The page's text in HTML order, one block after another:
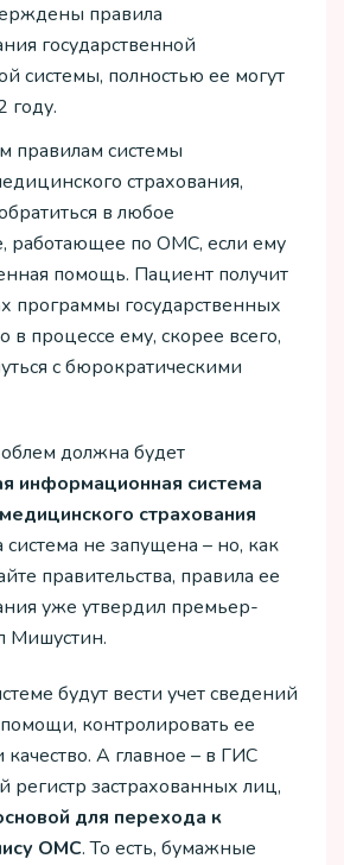
правила
государственной
системы, полностью ее могут
году.
правилам системы
страхования,
в любое
работающее по ОМС, если ему
помощь. Пациент получит
программы государственных
в процессе ему, скорее всего,
с бюрократическими
должна будет
информационная система
страхования
не запущена – но, как
правительства, правила ее
уже утвердил премьер-
Мишустин.
будут вести учет сведений
контролировать ее
качество. А главное – в ГИС
регистр застрахованных лиц,
для перехода к
ОМС. То есть, бумажные